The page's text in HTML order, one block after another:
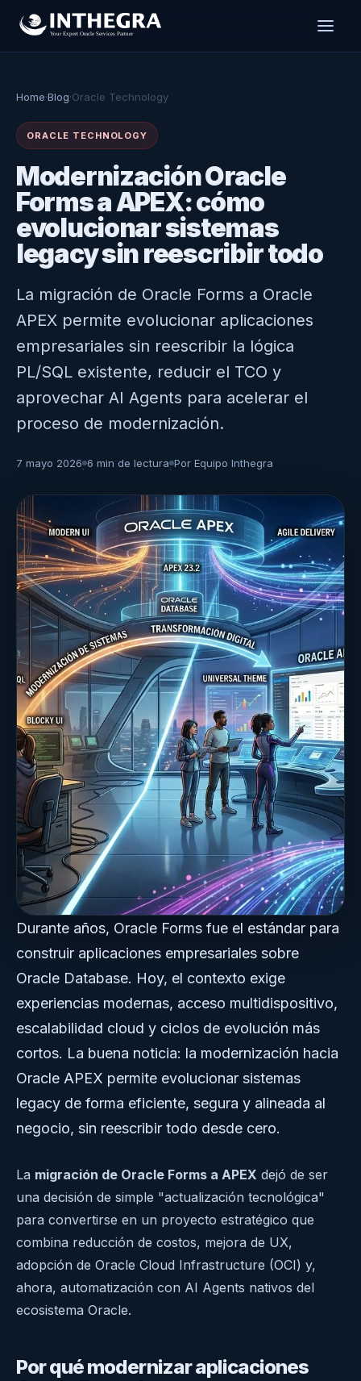
Home·Blog·Oracle Technology
ORACLE TECHNOLOGY
Modernización Oracle
Forms a APEX: cómo
evolucionar sistemas
legacy sin reescribir todo
La migración de Oracle Forms a Oracle
APEX permite evolucionar aplicaciones
empresariales sin reescribir la lógica
PL/SQL existente, reducir el TCO y
aprovechar AI Agents para acelerar el
proceso de modernización.
7 mayo 2026·6 min de lectura·Por Equipo Inthegra
Durante años, Oracle Forms fue el estándar para
construir aplicaciones empresariales sobre
Oracle Database. Hoy, el contexto exige
experiencias modernas, acceso multidispositivo,
escalabilidad cloud y ciclos de evolución más
cortos. La buena noticia: la modernización hacia
Oracle APEX permite evolucionar sistemas
legacy de forma eficiente, segura y alineada al
negocio, sin reescribir todo desde cero.
La migración de Oracle Forms a APEX dejó de ser
una decisión de simple "actualización tecnológica"
para convertirse en un proyecto estratégico que
combina reducción de costos, mejora de UX,
adopción de Oracle Cloud Infrastructure (OCI) y,
ahora, automatización con AI Agents nativos del
ecosistema Oracle.
Por qué modernizar aplicaciones